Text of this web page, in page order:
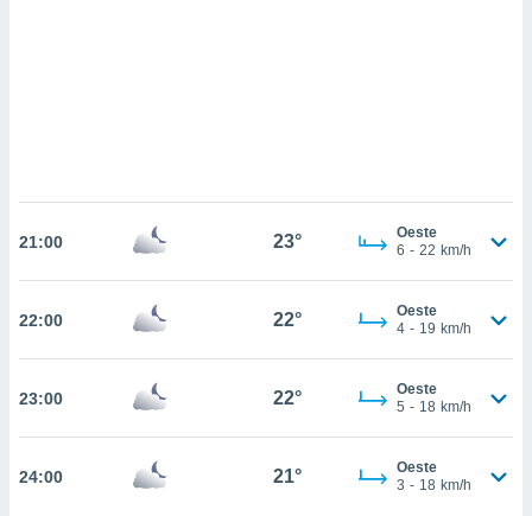
aceptar
de
sitio
21:00 23°
Oeste
6 - 22 km/h
22:00 22°
Oeste
4 - 19 km/h
23:00 22°
Oeste
5 - 18 km/h
24:00 21°
Oeste
3 - 18 km/h